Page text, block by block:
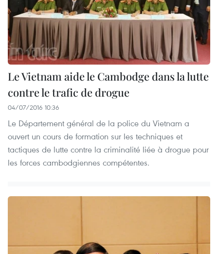
Le Vietnam aide le Cambodge dans la lutte
contre le trafic de drogue
04/07/2016 10:36
Le Département général de la police du Vietnam a
ouvert un cours de formation sur les techniques et
tactiques de lutte contre la criminalité liée à drogue pour
les forces cambodgiennes compétentes.